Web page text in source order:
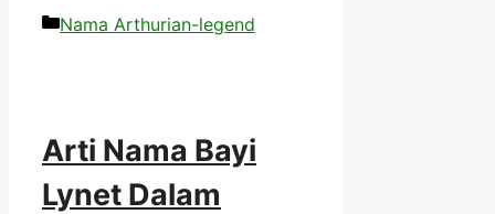
Kategori
Nama Arthurian-legend
Arti Nama Bayi
Lynet Dalam